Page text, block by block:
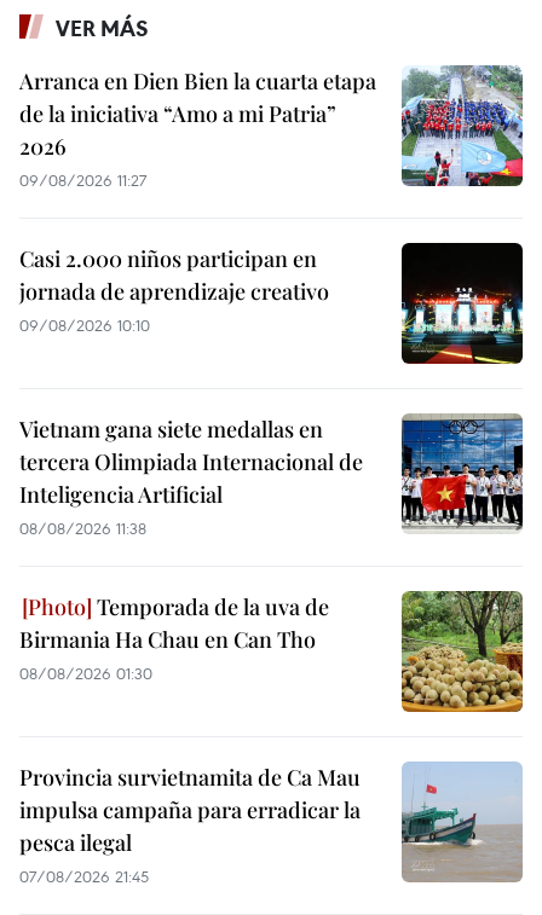
VER MÁS
Arranca en Dien Bien la cuarta etapa
de la iniciativa “Amo a mi Patria”
2026
09/08/2026 11:27
Casi 2.000 niños participan en
jornada de aprendizaje creativo
09/08/2026 10:10
Vietnam gana siete medallas en
tercera Olimpiada Internacional de
Inteligencia Artificial
08/08/2026 11:38
Temporada de la uva de
Birmania Ha Chau en Can Tho
08/08/2026 01:30
Provincia survietnamita de Ca Mau
impulsa campaña para erradicar la
pesca ilegal
07/08/2026 21:45